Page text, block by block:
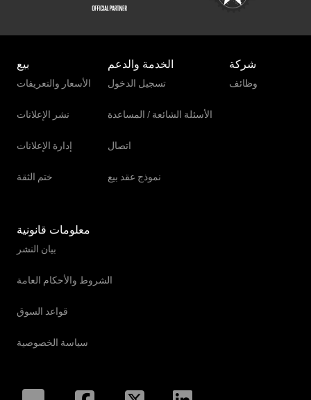
بيع
الأسعار والتعريفات
نشر الإعلانات
إدارة الإعلانات
ختم الثقة
الخدمة والدعم
تسجيل الدخول
الأسئلة الشائعة / المساعدة
اتصال
نموذج عقد بيع
شركة
وظائف
معلومات قانونية
بيان النشر
الشروط والأحكام العامة
قواعد السوق
سياسة الخصوصية